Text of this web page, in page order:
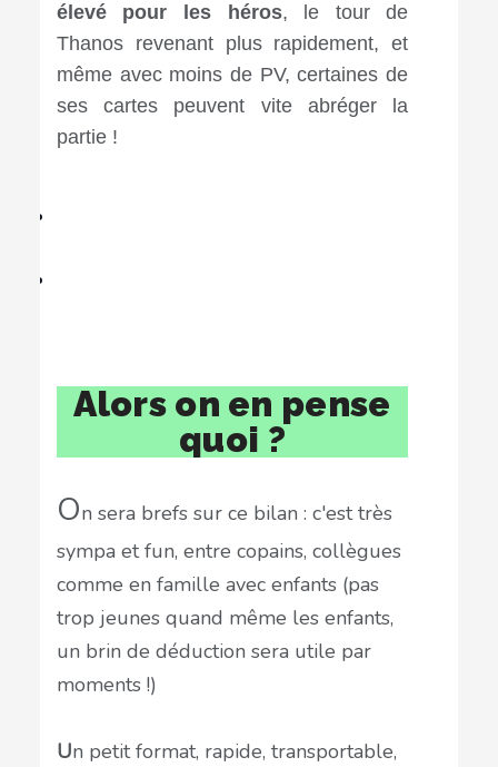
élevé pour les héros, le tour de
Thanos revenant plus rapidement, et
même avec moins de PV, certaines de
ses cartes peuvent vite abréger la
partie !
Alors on en pense
quoi ?
On sera brefs sur ce bilan : c'est très
sympa et fun, entre copains, collègues
comme en famille avec enfants (pas
trop jeunes quand même les enfants,
un brin de déduction sera utile par
moments !)
Un petit format, rapide, transportable,